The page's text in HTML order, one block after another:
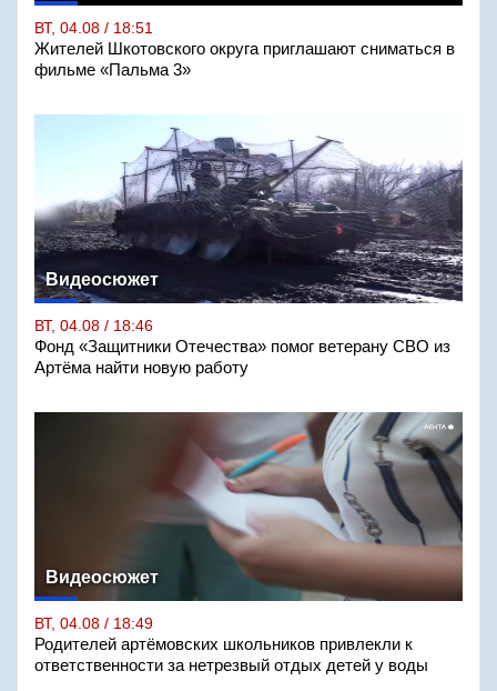
ВТ, 04.08 / 18:51
Жителей Шкотовского округа приглашают сниматься в
фильме «Пальма 3»
Видеосюжет
ВТ, 04.08 / 18:46
Фонд «Защитники Отечества» помог ветерану СВО из
Артёма найти новую работу
Видеосюжет
ВТ, 04.08 / 18:49
Родителей артёмовских школьников привлекли к
ответственности за нетрезвый отдых детей у воды